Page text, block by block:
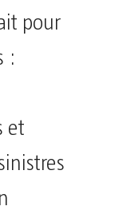
pour
:
et